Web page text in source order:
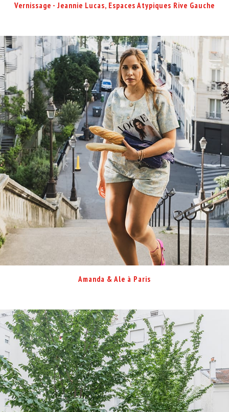
Vernissage - Jeannie Lucas, Espaces Atypiques Rive Gauche
Amanda & Ale à Paris